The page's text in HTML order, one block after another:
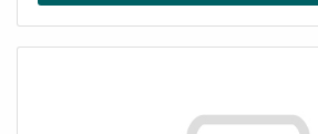
Geos et Geos Plus.